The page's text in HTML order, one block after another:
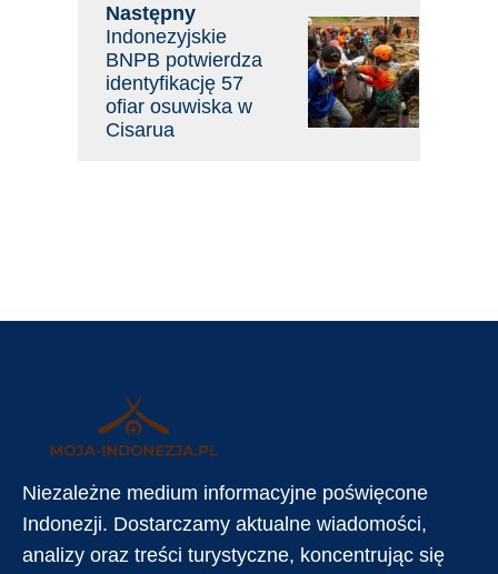
Następny
Indonezyjskie
BNPB potwierdza
identyfikację 57
ofiar osuwiska w
Cisarua
Niezależne medium informacyjne poświęcone
Indonezji. Dostarczamy aktualne wiadomości,
analizy oraz treści turystyczne, koncentrując się